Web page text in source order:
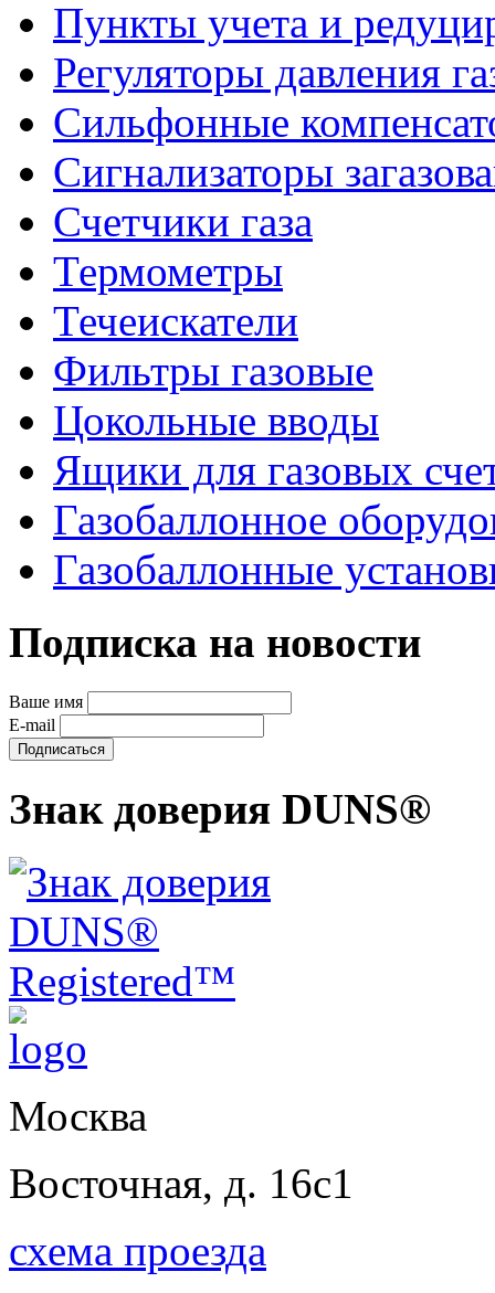
Пункты учета и
Регуляторы давления
Сильфонные
Сигнализаторы
Счетчики газа
Термометры
Течеискатели
Фильтры газовые
Цокольные вводы
Ящики для газовых
Газобаллонное
Газобаллонные
Подписка на новости
Ваше имя
E-mail
Знак доверия DUNS®
Москва
Восточная, д. 16с1
схема проезда